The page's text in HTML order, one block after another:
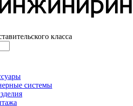
класса
системы